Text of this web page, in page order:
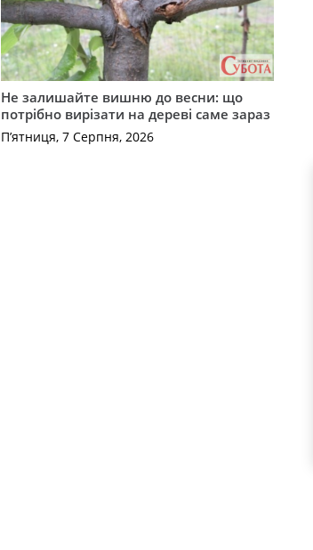
Не залишайте вишню до весни: що
потрібно вирізати на дереві саме зараз
П’ятниця, 7 Серпня, 2026